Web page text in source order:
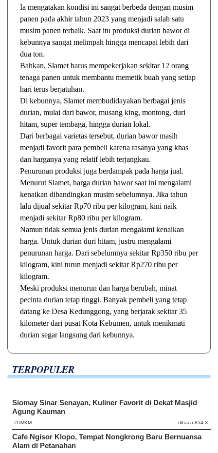
Ia mengatakan kondisi ini sangat berbeda dengan musim
panen pada akhir tahun 2023 yang menjadi salah satu
musim panen terbaik. Saat itu produksi durian bawor di
kebunnya sangat melimpah hingga mencapai lebih dari
dua ton.
Bahkan, Slamet harus mempekerjakan sekitar 12 orang
tenaga panen untuk membantu memetik buah yang setiap
hari terus berjatuhan.
Di kebunnya, Slamet membudidayakan berbagai jenis
durian, mulai dari bawor, musang king, montong, duri
hitam, super tembaga, hingga durian lokal.
Dari berbagai varietas tersebut, durian bawor masih
menjadi favorit para pembeli karena rasanya yang khas
dan harganya yang relatif lebih terjangkau.
Penurunan produksi juga berdampak pada harga jual.
Menurut Slamet, harga durian bawor saat ini mengalami
kenaikan dibandingkan musim sebelumnya. Jika tahun
lalu dijual sekitar Rp70 ribu per kilogram, kini naik
menjadi sekitar Rp80 ribu per kilogram.
Namun tidak semua jenis durian mengalami kenaikan
harga. Untuk durian duri hitam, justru mengalami
penurunan harga. Dari sebelumnya sekitar Rp350 ribu per
kilogram, kini turun menjadi sekitar Rp270 ribu per
kilogram.
Meski produksi menurun dan harga berubah, minat
pecinta durian tetap tinggi. Banyak pembeli yang tetap
datang ke Desa Kedunggong, yang berjarak sekitar 35
kilometer dari pusat Kota Kebumen, untuk menikmati
durian segar langsung dari kebunnya.
TERPOPULER
Siomay Sinar Senayan, Kuliner Favorit di Dekat Masjid
Agung Kauman
#UMKM dibaca 854 X
Cafe Ngisor Klopo, Tempat Nongkrong Baru Bernuansa
Alam di Petanahan